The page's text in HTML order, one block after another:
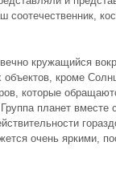
соотечественник,
кружащийся
кроме
которые
планет
очень яркими,